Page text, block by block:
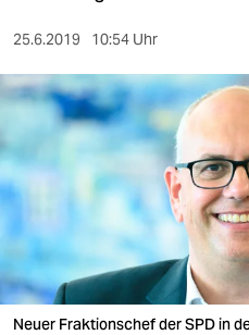
sport
berlin
nord
wahrheit
verlag
verlag
25.6.2019 10:54 Uhr
Neuer Fraktionschef der SPD in